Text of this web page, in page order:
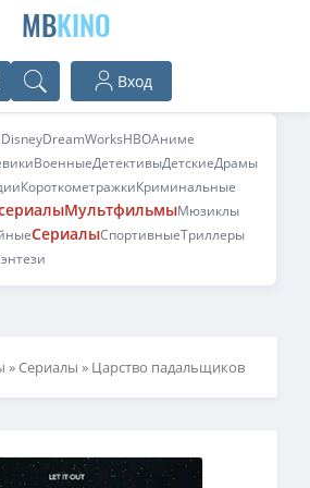
MBKINO
Вход
DisneyDreamWorksHBOАниме
ВоенныеДетективыДетскиеДрамы
КороткометражкиКриминальные
МультфильмыМюзиклы
СериалыСпортивныеТриллеры
»Сериалы » Царство падальщиков